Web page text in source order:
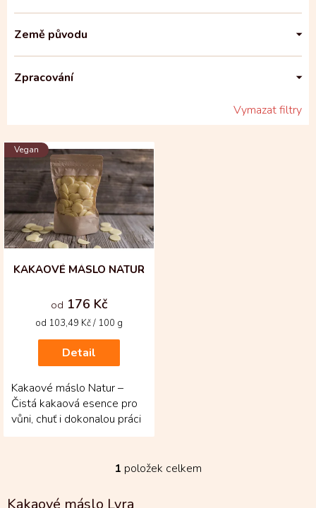
Země původu
Zpracování
Vymazat filtry
V
ý
p
i
s
p
r
o
d
Vegan
KAKAOVÉ MÁSLO NATUR
od 176 Kč
Měrná
od 103,49 Kč / 100 g
Detail
Kakaové máslo Natur –
Čistá kakaová esence pro
vůni, chuť i dokonalou práci
s čokoládou! Toto 100%
O
1 položek celkem
Kakaové máslo Lyra